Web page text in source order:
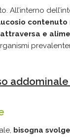
All’interno
contenuto
e
addominale
bisogna